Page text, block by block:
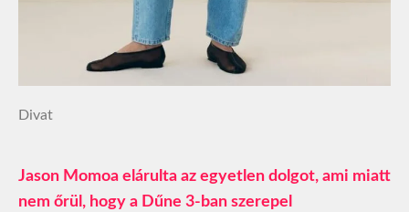
Divat
Jason Momoa elárulta az egyetlen dolgot, ami miatt
nem őrül, hogy a Dűne 3-ban szerepel